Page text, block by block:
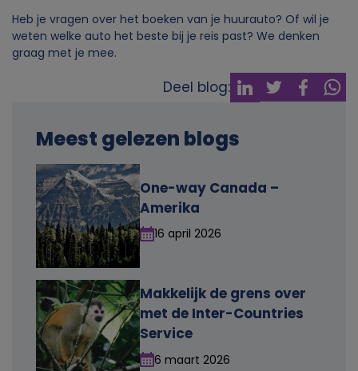
Heb je vragen over het boeken van je huurauto? Of wil je
weten welke auto het beste bij je reis past? We denken
graag met je mee.
Deel blog:
Meest gelezen blogs
One-way Canada –
Amerika
16 april 2026
Makkelijk de grens over
met de Inter-Countries
Service
6 maart 2026